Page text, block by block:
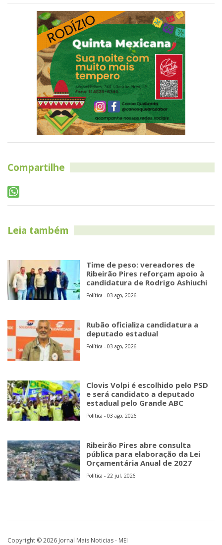
Compartilhe
Leia também
Time de peso: vereadores de
Ribeirão Pires reforçam apoio à
candidatura de Rodrigo Ashiuchi
Política - 03 ago, 2026
Rubão oficializa candidatura a
deputado estadual
Política - 03 ago, 2026
Clovis Volpi é escolhido pelo PSD
e será candidato a deputado
estadual pelo Grande ABC
Política - 03 ago, 2026
Ribeirão Pires abre consulta
pública para elaboração da Lei
Orçamentária Anual de 2027
Política - 22 jul, 2026
Copyright © 2026 Jornal Mais Noticias - MEI